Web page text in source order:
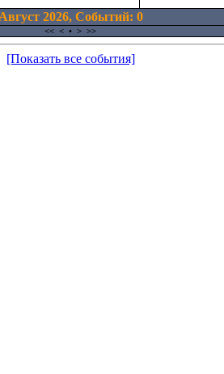
Август 2026, Cобытий: 0
<< < • > >>
[Показать все события]